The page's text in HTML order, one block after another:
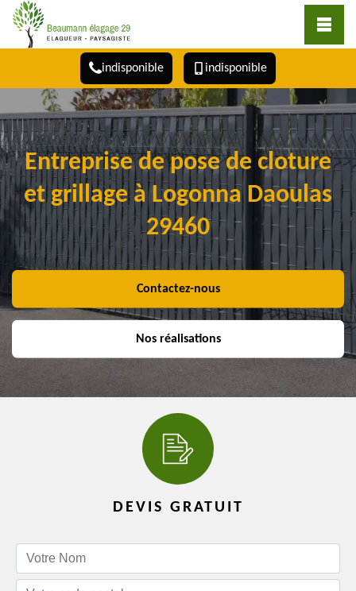
indisponible indisponible
Entreprise de pose de cloture
et grillage à Logonna Daoulas
29460
Contactez-nous
Nos réalisations
DEVIS GRATUIT